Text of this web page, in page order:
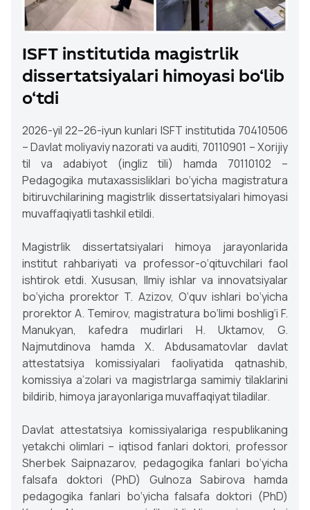
ISFT institutida magistrlik
dissertatsiyalari himoyasi bo‘lib
o‘tdi
2026-yil 22–26-iyun kunlari ISFT institutida 70410506
– Davlat moliyaviy nazorati va auditi, 70110901 – Xorijiy
til va adabiyot (ingliz tili) hamda 70110102 –
Pedagogika mutaxassisliklari bo‘yicha magistratura
bitiruvchilarining magistrlik dissertatsiyalari himoyasi
muvaffaqiyatli tashkil etildi.
Magistrlik dissertatsiyalari himoya jarayonlarida
institut rahbariyati va professor-o‘qituvchilari faol
ishtirok etdi. Xususan, Ilmiy ishlar va innovatsiyalar
bo‘yicha prorektor T. Azizov, O‘quv ishlari bo‘yicha
prorektor A. Temirov, magistratura bo‘limi boshlig‘i F.
Manukyan, kafedra mudirlari H. Uktamov, G.
Najmutdinova hamda X. Abdusamatovlar davlat
attestatsiya komissiyalari faoliyatida qatnashib,
komissiya a’zolari va magistrlarga samimiy tilaklarini
bildirib, himoya jarayonlariga muvaffaqiyat tiladilar.
Davlat attestatsiya komissiyalariga respublikaning
yetakchi olimlari – iqtisod fanlari doktori, professor
Sherbek Saipnazarov, pedagogika fanlari bo‘yicha
falsafa doktori (PhD) Gulnoza Sabirova hamda
pedagogika fanlari bo‘yicha falsafa doktori (PhD)